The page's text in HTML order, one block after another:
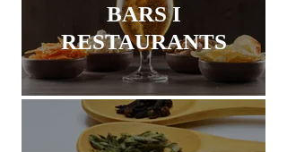
BARS I
RESTAURANTS